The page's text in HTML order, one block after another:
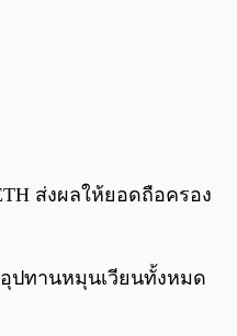
0:00 0:00
ส่งผลให้ยอดถือครอง
อุปทานหมุนเวียนทั้งหมด